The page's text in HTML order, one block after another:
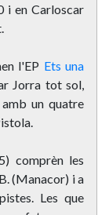
i en Carloscar
l'EP Ets una
Jorra tot sol,
un quatre
comprèn les
(Manacor) i a
Les que